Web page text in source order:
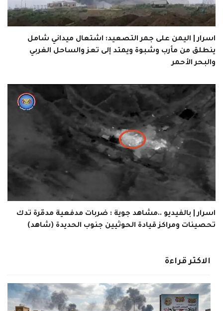
اسرار | اليمن على جمر التصعيد: اشتعال ميداني شامل
ينطلق من مأرب وشبوة ويمتد إلى تعز والساحل الغربي
والبحر الأحمر
اسرار | بالفيديو ..مشاهد جوية : ضربات مدفعية مدمّرة تدك
تحصينات ومراكز قيادة الحوثيين جنوب الحديدة (شاهد)
الاكثر قراءة